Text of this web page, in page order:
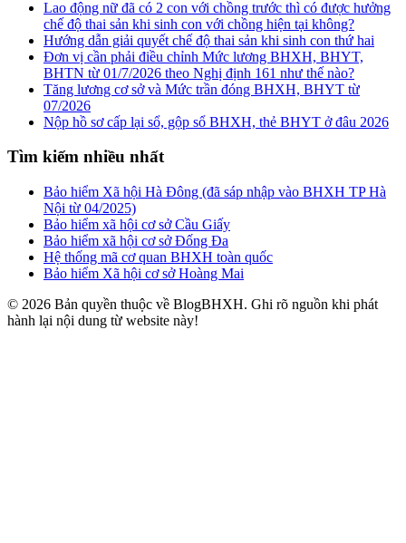
Lao động nữ đã có 2 con với chồng trước thì có được hưởng
chế độ thai sản khi sinh con với chồng hiện tại không?
Hướng dẫn giải quyết chế độ thai sản khi sinh con thứ hai
Đơn vị cần phải điều chỉnh Mức lương BHXH, BHYT,
BHTN từ 01/7/2026 theo Nghị định 161 như thế nào?
Tăng lương cơ sở và Mức trần đóng BHXH, BHYT từ
07/2026
Nộp hồ sơ cấp lại sổ, gộp sổ BHXH, thẻ BHYT ở đâu 2026
Tìm kiếm nhiều nhất
Bảo hiểm Xã hội Hà Đông (đã sáp nhập vào BHXH TP Hà
Nội từ 04/2025)
Bảo hiểm xã hội cơ sở Cầu Giấy
Bảo hiểm xã hội cơ sở Đống Đa
Hệ thống mã cơ quan BHXH toàn quốc
Bảo hiểm Xã hội cơ sở Hoàng Mai
© 2026 Bản quyền thuộc về BlogBHXH. Ghi rõ nguồn khi phát
hành lại nội dung từ website này!